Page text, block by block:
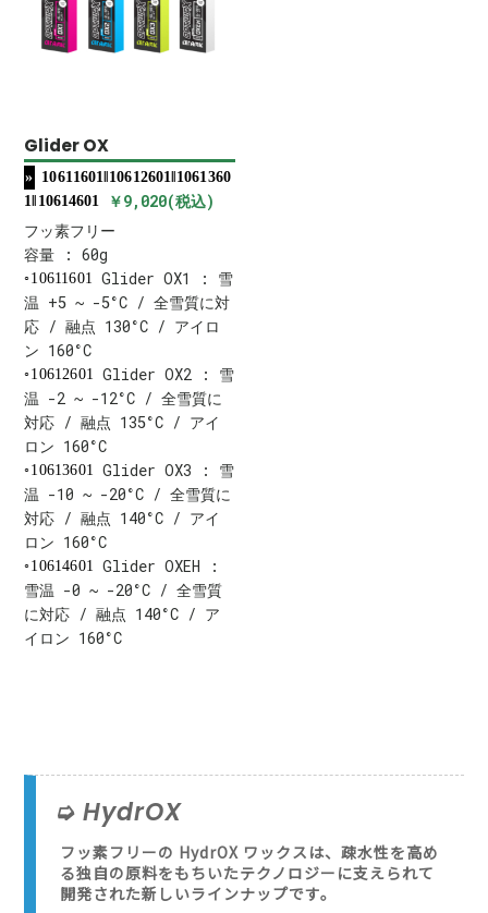
Glider OX
10611601‖10612601‖1061360
1‖10614601
￥9,020(税込)
フッ素フリー
容量 : 60g
10611601
Glider OX1 : 雪
温 +5 ~ -5°C / 全雪質に対
応 / 融点 130°C / アイロ
ン 160°C
10612601
Glider OX2 : 雪
温 -2 ~ -12°C / 全雪質に
対応 / 融点 135°C / アイ
ロン 160°C
10613601
Glider OX3 : 雪
温 -10 ~ -20°C / 全雪質に
対応 / 融点 140°C / アイ
ロン 160°C
10614601
Glider OXEH :
雪温 -0 ~ -20°C / 全雪質
に対応 / 融点 140°C / ア
イロン 160°C
HydrOX
フッ素フリーの HydrOX ワックスは、疎水性を高め
る独自の原料をもちいたテクノロジーに支えられて
開発された新しいラインナップです。